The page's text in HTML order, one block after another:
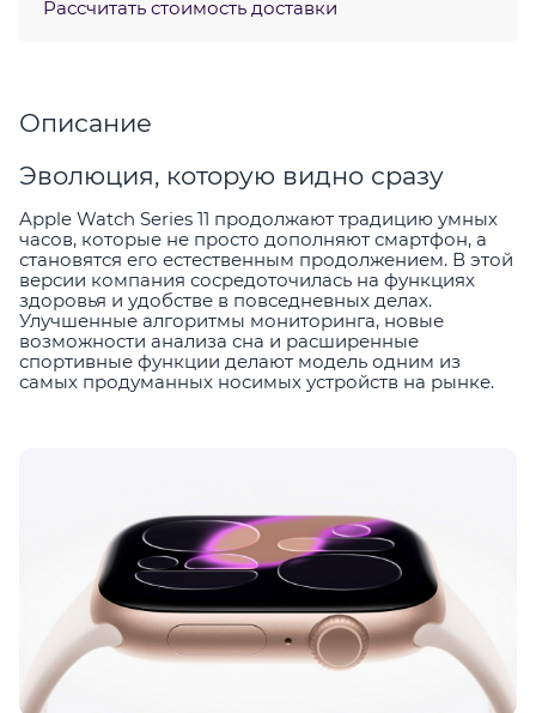
Рассчитать стоимость доставки
Описание
Эволюция, которую видно сразу
Apple Watch Series 11 продолжают традицию умных
часов, которые не просто дополняют смартфон, а
становятся его естественным продолжением. В этой
версии компания сосредоточилась на функциях
здоровья и удобстве в повседневных делах.
Улучшенные алгоритмы мониторинга, новые
возможности анализа сна и расширенные
спортивные функции делают модель одним из
самых продуманных носимых устройств на рынке.